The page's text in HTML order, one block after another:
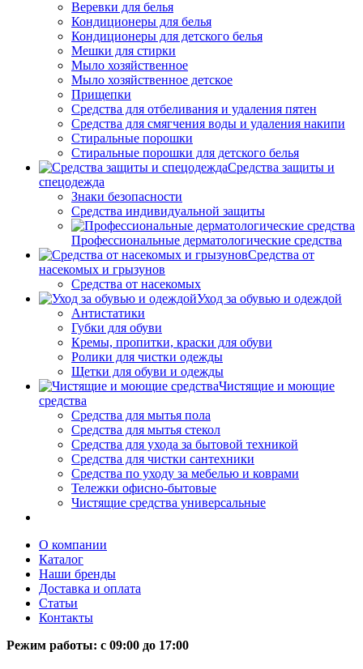
Веревки для белья
Кондиционеры для белья
Кондиционеры для детского белья
Мешки для стирки
Мыло хозяйственное
Мыло хозяйственное детское
Прищепки
Средства для отбеливания и удаления пятен
Средства для смягчения воды и удаления накипи
Стиральные порошки
Стиральные порошки для детского белья
Средства защиты и
спецодежда
Знаки безопасности
Средства индивидуальной защиты
Профессиональные дерматологические средства
Средства от
насекомых и грызунов
Средства от насекомых
Уход за обувью и одеждой
Антистатики
Губки для обуви
Кремы, пропитки, краски для обуви
Ролики для чистки одежды
Щетки для обуви и одежды
Чистящие и моющие
средства
Средства для мытья пола
Средства для мытья стекол
Средства для ухода за бытовой техникой
Средства для чистки сантехники
Средства по уходу за мебелью и коврами
Тележки офисно-бытовые
Чистящие средства универсальные
О компании
Каталог
Наши бренды
Доставка и оплата
Статьи
Контакты
Режим работы: c 09:00 до 17:00